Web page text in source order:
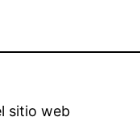
sitio web